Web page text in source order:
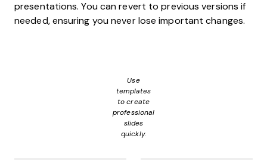
presentations. You can revert to previous versions if
needed, ensuring you never lose important changes.
Use
templates
to create
professional
slides
quickly.